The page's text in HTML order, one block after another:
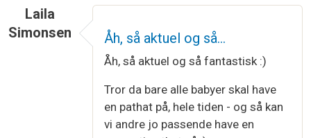
Laila
Simonsen
Åh, så aktuel og så…
Åh, så aktuel og så fantastisk :)
Tror da bare alle babyer skal have
en pathat på, hele tiden - og så kan
vi andre jo passende have en